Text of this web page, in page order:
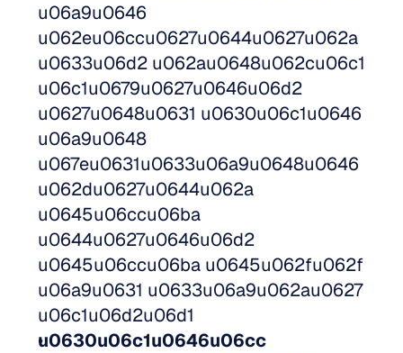
u06a9u0646
u062eu06ccu0627u0644u0627u062a
u0633u06d2 u062au0648u062cu06c1
u06c1u0679u0627u0646u06d2
u0627u0648u0631 u0630u06c1u0646
u06a9u0648
u067eu0631u0633u06a9u0648u0646
u062du0627u0644u062a
u0645u06ccu06ba
u0644u0627u0646u06d2
u0645u06ccu06ba u0645u062fu062f
u06a9u0631 u0633u06a9u062au0627
u06c1u06d2u06d1
u0630u06c1u0646u06cc